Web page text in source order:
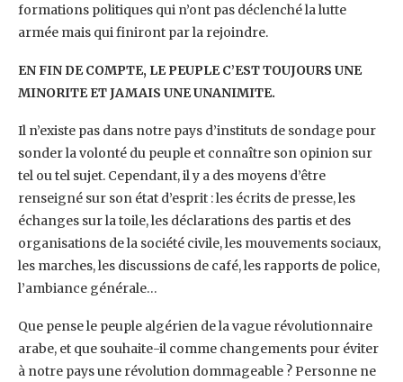
formations politiques qui n’ont pas déclenché la lutte
armée mais qui finiront par la rejoindre.
EN FIN DE COMPTE, LE PEUPLE C’EST TOUJOURS UNE
MINORITE ET JAMAIS UNE UNANIMITE.
Il n’existe pas dans notre pays d’instituts de sondage pour
sonder la volonté du peuple et connaître son opinion sur
tel ou tel sujet. Cependant, il y a des moyens d’être
renseigné sur son état d’esprit : les écrits de presse, les
échanges sur la toile, les déclarations des partis et des
organisations de la société civile, les mouvements sociaux,
les marches, les discussions de café, les rapports de police,
l’ambiance générale…
Que pense le peuple algérien de la vague révolutionnaire
arabe, et que souhaite-il comme changements pour éviter
à notre pays une révolution dommageable ? Personne ne